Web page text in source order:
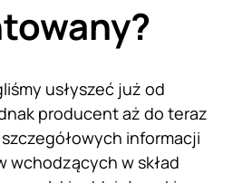
usłyszeć już od
producent aż do teraz
informacji
wchodzących w skład